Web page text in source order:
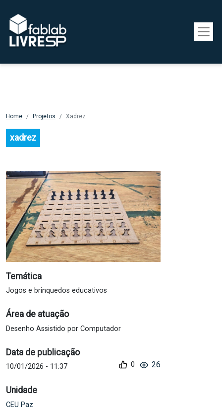
Home Projetos Xadrez
xadrez
Temática
Jogos e brinquedos educativos
Área de atuação
Desenho Assistido por Computador
Data de publicação
10/01/2026 - 11:37
Unidade
CEU Paz
26